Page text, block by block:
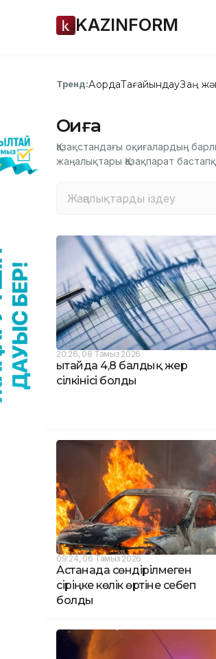
KAZINFORM
Тренд:АқордаТағайындауЗаң
Оқиға
Қазақстандағы оқиғалардың
жаңалықтары Қазақпарат
20:26, 08 Тамыз 2026
Қытайда 4,8 балдық жер
сілкінісі болды
09:24, 06 Тамыз 2026
Астанада сөндірілмеген
сіріңке көлік өртіне себеп
болды